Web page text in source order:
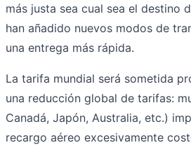
más justa sea cual sea el destino
han añadido nuevos modos de
una entrega más rápida.
La tarifa mundial será sometida
una reducción global de tarifas:
Canadá, Japón, Australia, etc.)
recargo aéreo excesivamente